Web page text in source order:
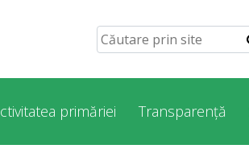
primăriei Transparență